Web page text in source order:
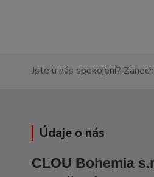
Jste u nás spokojení?
Údaje o nás
CLOU Bohemia